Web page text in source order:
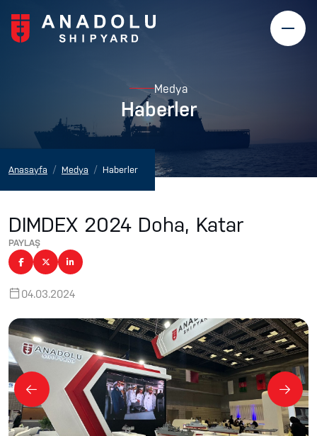
Medya
Haberler
Anasayfa Medya Haberler
DIMDEX 2024 Doha, Katar
PAYLAŞ
04.03.2024